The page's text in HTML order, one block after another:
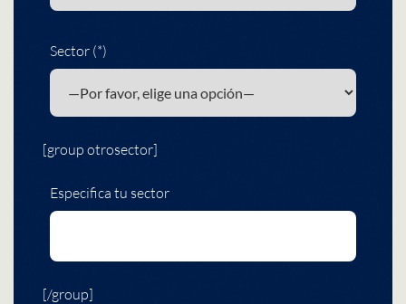
Sector (*)
[group otrosector]
Especifica tu sector
[/group]